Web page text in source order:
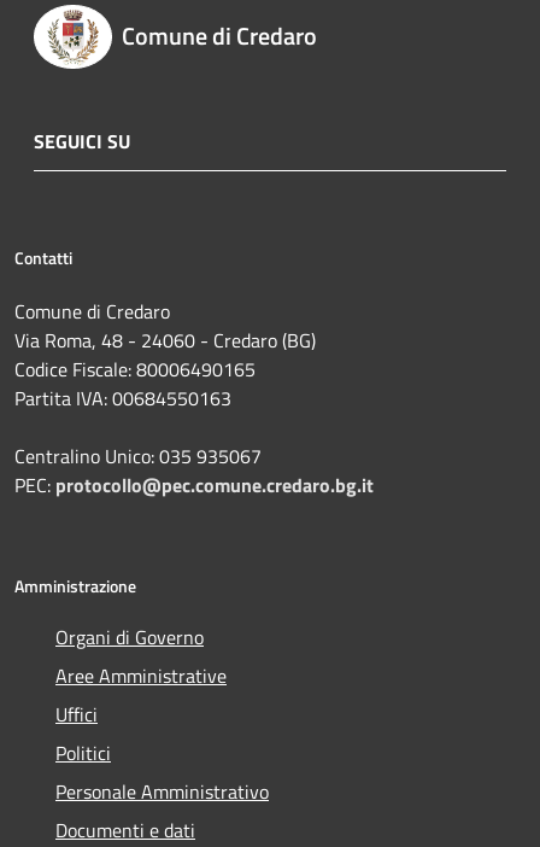
Comune di Credaro
SEGUICI SU
Contatti
Comune di Credaro
Via Roma, 48 - 24060 - Credaro (BG)
Codice Fiscale: 80006490165
Partita IVA: 00684550163
Centralino Unico: 035 935067
PEC: protocollo@pec.comune.credaro.bg.it
Amministrazione
Organi di Governo
Aree Amministrative
Uffici
Politici
Personale Amministrativo
Documenti e dati